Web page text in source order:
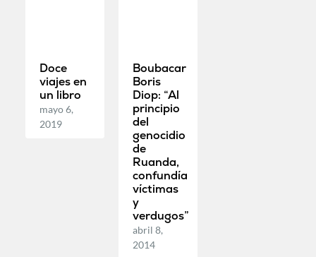
Doce
viajes en
un libro
mayo 6,
2019
Boubacar
Boris
Diop: “Al
principio
del
genocidio
de
Ruanda,
confundía
víctimas
y
verdugos”
abril 8,
2014